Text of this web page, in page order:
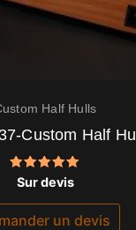
Half Hulls
Custom Half Hull
Note
5.00
sur 5
Sur devis
un devis